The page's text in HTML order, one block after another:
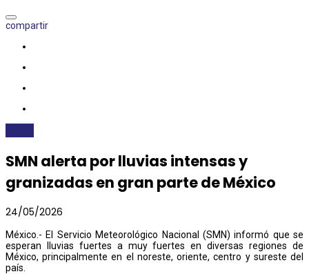
compartir
SMN alerta por lluvias intensas y
granizadas en gran parte de México
24/05/2026
México.- El Servicio Meteorológico Nacional (SMN) informó que se
esperan lluvias fuertes a muy fuertes en diversas regiones de
México, principalmente en el noreste, oriente, centro y sureste del
país.